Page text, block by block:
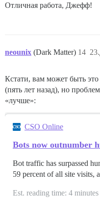
Отличная работа, Джефф!
neounix (Dark Matter) 14
Кстати, вам может быть это
(пять лет назад), но
«лучше»:
CSO Online
Bots now outnumber
Bot traffic has surpassed
59 percent of all site visits,
Est. reading time: 4 minutes